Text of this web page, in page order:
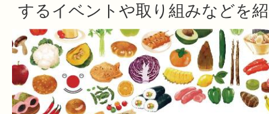
するイベントや取り組みなどを